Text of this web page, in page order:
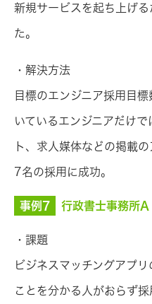
新規サービスを起ち上げ
た。
・解決方法
目標のエンジニア採用目
いているエンジニアだけ
ト、求人媒体などの掲載
7名の採用に成功。
事例7 行政書士事務所A
・課題
ビジネスマッチングアプ
ことを分かる人がおらず